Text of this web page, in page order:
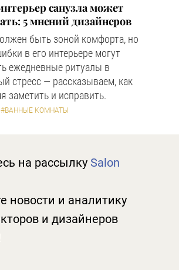
санузла может
5 мнений дизайнеров
быть зоной комфорта, но
в его интерьере могут
ежедневные ритуалы в
стресс — рассказываем, как
заметить и исправить.
#ВАННЫЕ КОМНАТЫ
на рассылку Salon
новости и аналитику
и дизайнеров